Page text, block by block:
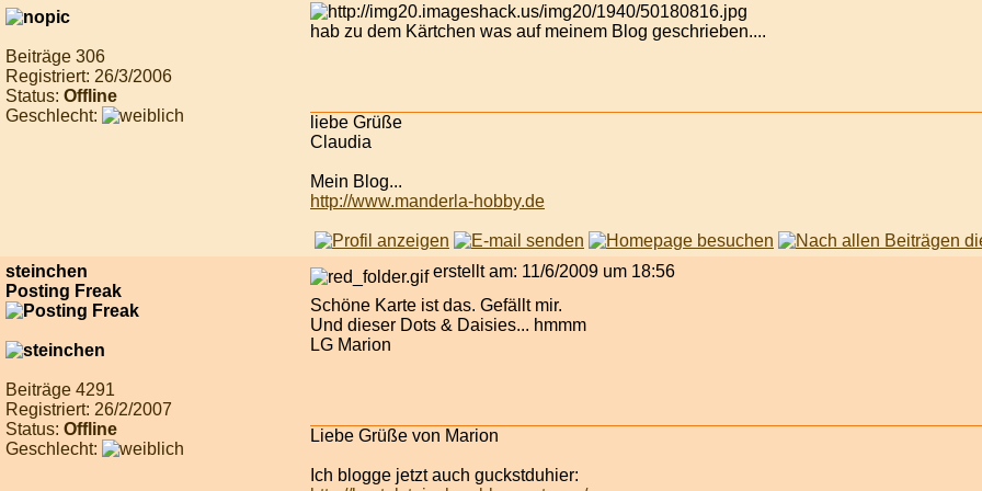
Beiträge 306
Registriert: 26/3/2006
Status: Offline
Geschlecht:
hab zu dem Kärtchen was auf meinem Blog geschrieben....
liebe Grüße
Claudia
Mein Blog...
http://www.manderla-hobby.de
steinchen
Posting Freak
Beiträge 4291
Registriert: 26/2/2007
Status: Offline
Geschlecht:
erstellt am: 11/6/2009 um 18:56
Schöne Karte ist das. Gefällt mir.
Und dieser Dots & Daisies... hmmm
LG Marion
Liebe Grüße von Marion
Ich blogge jetzt auch guckstduhier: